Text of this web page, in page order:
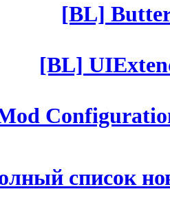
[BL]
[BL]
список